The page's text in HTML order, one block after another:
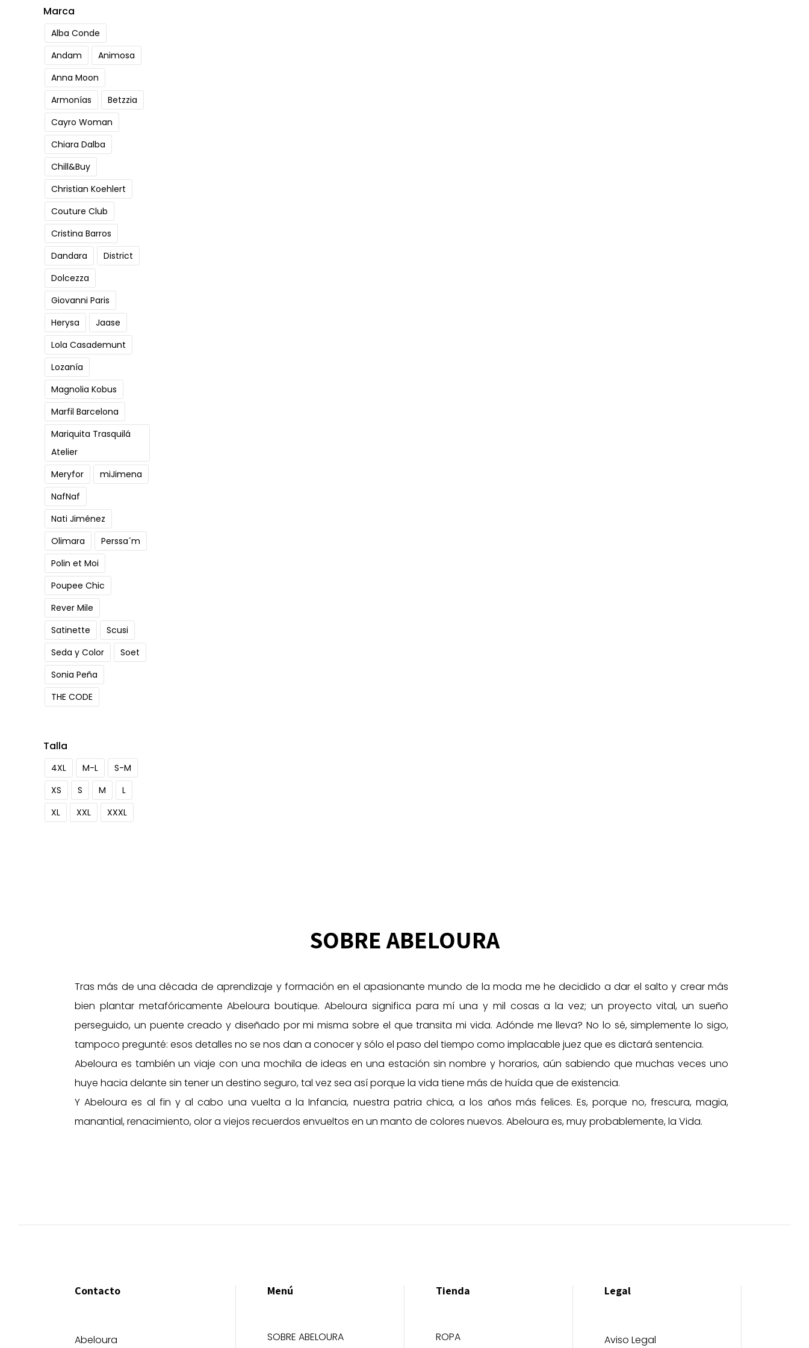
Marca
Alba Conde
Andam
Animosa
Anna Moon
Armonías
Betzzia
Cayro Woman
Chiara Dalba
Chill&Buy
Christian Koehlert
Couture Club
Cristina Barros
Dandara
District
Dolcezza
Giovanni Paris
Herysa
Jaase
Lola Casademunt
Lozanía
Magnolia Kobus
Marfil Barcelona
Mariquita Trasquilá
Atelier
Meryfor
miJimena
NafNaf
Nati Jiménez
Olimara
Perssa´m
Polin et Moi
Poupee Chic
Rever Mile
Satinette
Scusi
Seda y Color
Soet
Sonia Peña
THE CODE
Talla
4XL M-L
S-M
XS
S M
L
XL
XXL XXXL
SOBRE ABELOURA
Tras más de una década de aprendizaje y formación en el apasionante mundo de la moda me he decidido a dar el salto y crear más
bien plantar metafóricamente Abeloura boutique. Abeloura significa para mí una y mil cosas a la vez; un proyecto vital, un sueño
perseguido, un puente creado y diseñado por mi misma sobre el que transita mi vida. Adónde me lleva? No lo sé, simplemente lo sigo,
tampoco pregunté: esos detalles no se nos dan a conocer y sólo el paso del tiempo como implacable juez que es dictará sentencia.
Abeloura es también un viaje con una mochila de ideas en una estación sin nombre y horarios, aún sabiendo que muchas veces uno
huye hacia delante sin tener un destino seguro, tal vez sea así porque la vida tiene más de huída que de existencia.
Y Abeloura es al fin y al cabo una vuelta a la Infancia, nuestra patria chica, a los años más felices. Es, porque no, frescura, magia,
manantial, renacimiento, olor a viejos recuerdos envueltos en un manto de colores nuevos. Abeloura es, muy probablemente, la Vida.
Contacto
Abeloura
Menú
SOBRE ABELOURA
Tienda
ROPA
Legal
Aviso Legal